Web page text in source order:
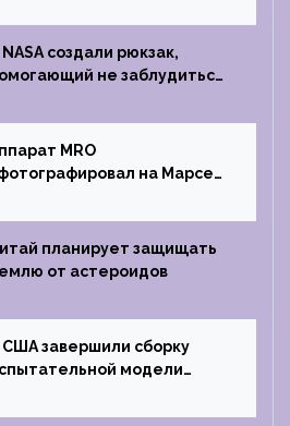
Землю
NASA создали рюкзак,
не заблудиться
MRO
на Марсе
отпечаток пальца
планирует защищать
от астероидов
США завершили сборку
модели